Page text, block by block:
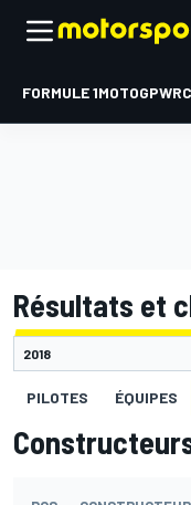
FORMULE 1MOTOGPWRC
Résultats et
PILOTES ÉQUIPES